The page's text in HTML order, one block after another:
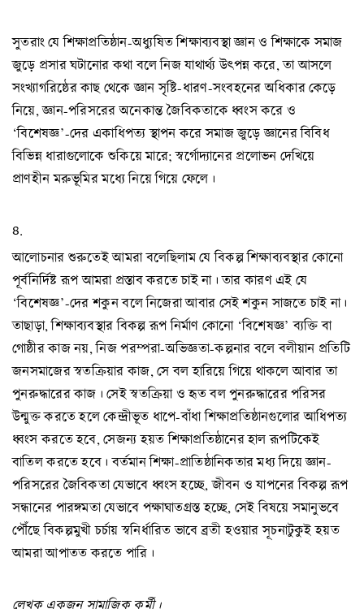
সুতরাং যে শিক্ষাপ্রতিষ্ঠান-অধ্যুষিত শিক্ষাব্যবস্থা জ্ঞান ও শিক্ষাকে সমাজ
জুড়ে প্রসার ঘটানোর কথা বলে নিজ যাথার্থ্য উৎপন্ন করে, তা আসলে
সংখ্যাগরিষ্ঠের কাছ থেকে জ্ঞান সৃষ্টি-ধারণ-সংবহনের অধিকার কেড়ে
নিয়ে, জ্ঞান-পরিসরের অনেকান্ত জৈবিকতাকে ধ্বংস করে ও
‘বিশেষজ্ঞ’-দের একাধিপত্য স্থাপন করে সমাজ জুড়ে জ্ঞানের বিবিধ
বিভিন্ন ধারাগুলোকে শুকিয়ে মারে; স্বর্গোদ্যানের প্রলোভন দেখিয়ে
প্রাণহীন মরুভূমির মধ্যে নিয়ে গিয়ে ফেলে।
৪.
আলোচনার শুরুতেই আমরা বলেছিলাম যে বিকল্প শিক্ষাব্যবস্থার কোনো
পূর্বনির্দিষ্ট রূপ আমরা প্রস্তাব করতে চাই না। তার কারণ এই যে
‘বিশেষজ্ঞ’-দের শকুন বলে নিজেরা আবার সেই শকুন সাজতে চাই না।
তাছাড়া, শিক্ষাব্যবস্থার বিকল্প রূপ নির্মাণ কোনো ‘বিশেষজ্ঞ’ ব্যক্তি বা
গোষ্ঠীর কাজ নয়, নিজ পরম্পরা-অভিজ্ঞতা-কল্পনার বলে বলীয়ান প্রতিটি
জনসমাজের স্বতক্রিয়ার কাজ, সে বল হারিয়ে গিয়ে থাকলে আবার তা
পুনরুদ্ধারের কাজ। সেই স্বতক্রিয়া ও হৃত বল পুনরুদ্ধারের পরিসর
উন্মুক্ত করতে হলে কেন্দ্রীভূত ধাপে-বাঁধা শিক্ষাপ্রতিষ্ঠানগুলোর আধিপত্য
ধ্বংস করতে হবে, সেজন্য হয়ত শিক্ষাপ্রতিষ্ঠানের হাল রূপটিকেই
বাতিল করতে হবে। বর্তমান শিক্ষা-প্রাতিষ্ঠানিকতার মধ্য দিয়ে জ্ঞান-
পরিসরের জৈবিকতা যেভাবে ধ্বংস হচ্ছে, জীবন ও যাপনের বিকল্প রূপ
সন্ধানের পারঙ্গমতা যেভাবে পক্ষাঘাতগ্রস্ত হচ্ছে, সেই বিষয়ে সমানুভবে
পৌঁছে বিকল্পমুখী চর্চায় স্বনির্ধারিত ভাবে ব্রতী হওয়ার সূচনাটুকুই হয়ত
আমরা আপাতত করতে পারি।
লেখক একজন সামাজিক কর্মী।